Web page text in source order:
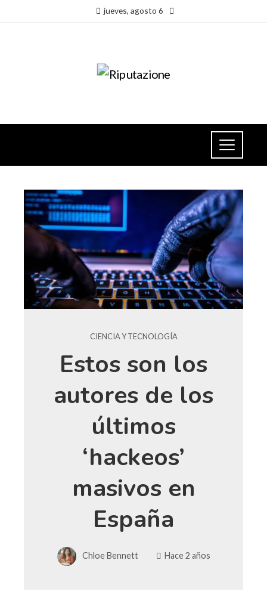
jueves, agosto 6
CIENCIA Y TECNOLOGÍA
Estos son los
autores de los
últimos
‘hackeos’
masivos en
España
Chloe Bennett Hace 2 años